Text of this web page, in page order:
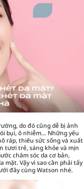
do đó cũng dễ bị ảnh
bụi, ô nhiễm… Những yếu
ráp, thiếu sức sống và xuất
tươi trẻ, sáng khỏe và mịn
chăm sóc da cơ bản,
Vậy vì sao cần phải tẩy
đây cùngWatson nhé.